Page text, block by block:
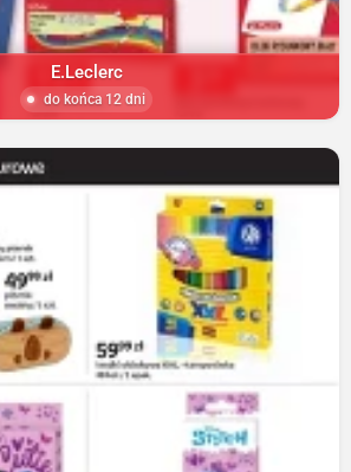
E.Leclerc
do końca 12 dni